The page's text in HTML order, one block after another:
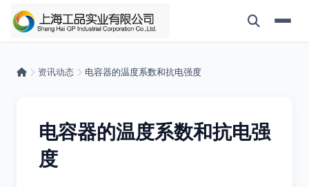
资讯动态 电容器的温度系数和抗电强度
电容器的温度系数和抗电强
度